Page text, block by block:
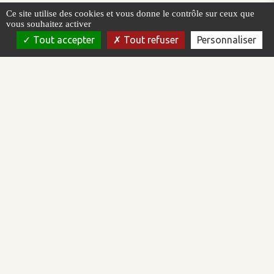
Ce site utilise des cookies et vous donne le contrôle sur ceux que
vous souhaitez activer
Tout accepter Tout refuser Personnaliser